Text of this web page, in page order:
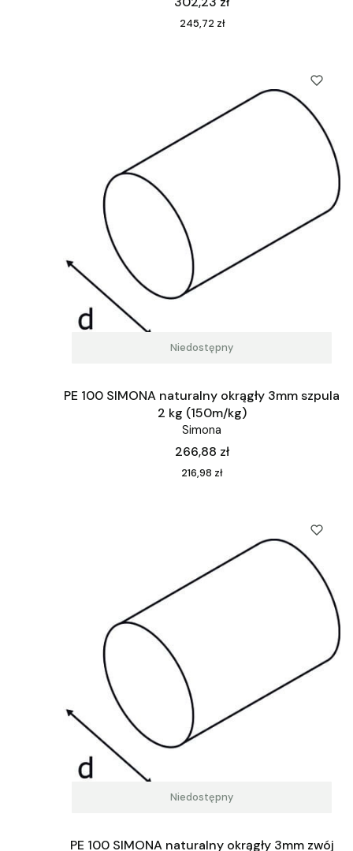
Cena
245,72 zł
Niedostępny
PE 100 SIMONA naturalny okrągły 3mm szpula
2 kg (150m/kg)
Simona
Cena
266,88 zł
Cena
216,98 zł
Niedostępny
PE 100 SIMONA naturalny okrągły 3mm zwój